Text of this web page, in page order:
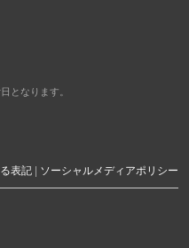
となります。
表記 ソーシャルメディアポリシー